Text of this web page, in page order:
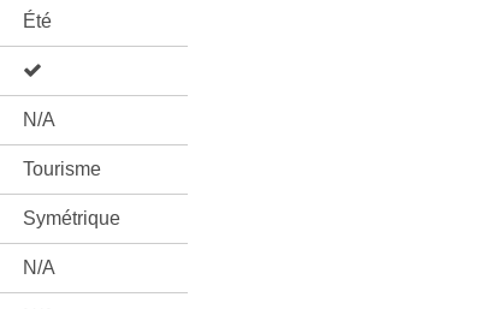
Été
N/A
Tourisme
Symétrique
N/A